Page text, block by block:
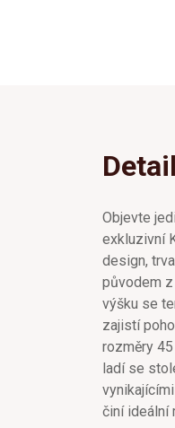
Objevte
exkluzivní
design,
původem z
výšku se
zajistí
rozměry
ladí se
činí ideální